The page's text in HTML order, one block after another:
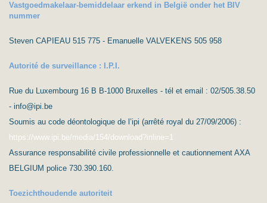
Vastgoedmakelaar-bemiddelaar erkend in België onder het BIV
nummer
Steven CAPIEAU 515 775 - Emanuelle VALVEKENS 505 958
Autorité de surveillance : I.P.I.
Rue du Luxembourg 16 B B-1000 Bruxelles - tél et email : 02/505.38.50
- info@ipi.be
Soumis au code déontologique de l’ipi (arrêté royal du 27/09/2006) :
https://www.ipi.be/media/154/download?inline=1
Assurance responsabilité civile professionnelle et cautionnement AXA
BELGIUM police 730.390.160.
Toezichthoudende autoriteit